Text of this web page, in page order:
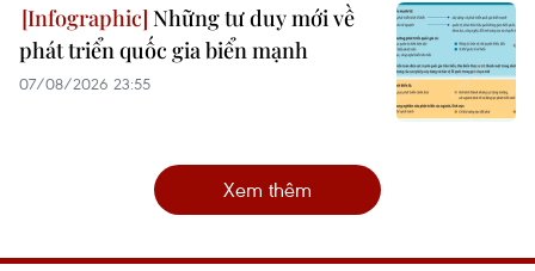
Những tư duy mới về
phát triển quốc gia biển mạnh
07/08/2026 23:55
Xem thêm